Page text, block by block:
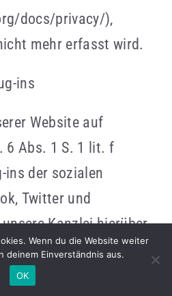
docs/privacy/),
mehr erfasst wird.
ins
Website auf
6 Abs. 1 S. 1 lit. f
ins der sozialen
Twitter und
Kanzlei hierüber
Der
Zweck ist als
Wenn du die Website weiter
deinem Einverständnis aus.
OK